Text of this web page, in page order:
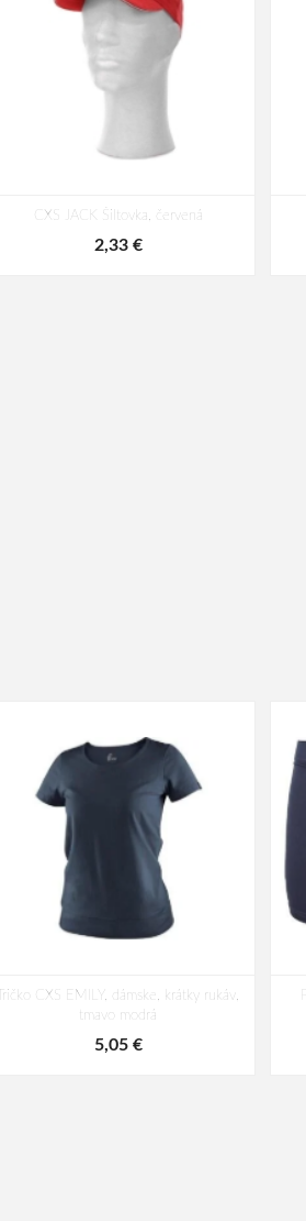
CXS JACK Šiltovka, červená
2,33 €
Tričko CXS EMILY, dámske, krátky rukáv,
tmavo modrá
5,05 €